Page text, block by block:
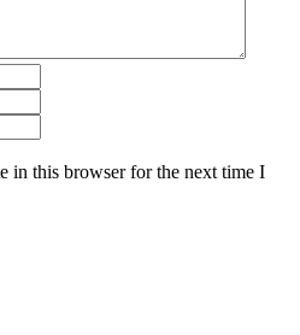
in this browser for the next time I